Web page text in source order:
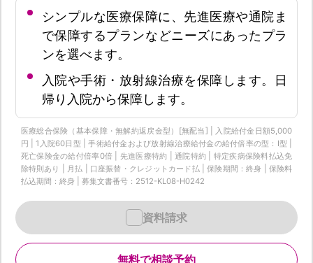
シンプルな医療保障に、先進医療や通院ま
で保障するプランなどニーズにあったプラ
ンを選べます。
入院や手術・放射線治療を保障します。日
帰り入院から保障します。
医療総合保険（基本保障・無解約返戻金型）[無配当] | 入院給付金日額5,000
円 | 1入院60日型 | 手術給付金および放射線治療給付金の給付倍率の型：I型 |
死亡保険金の給付倍率0倍 | 先進医療特約 | 通院特約 | 特定疾病保険料払込免
除特則あり | 月払 | 口座振替・クレジットカード払 | 保険期間：終身 | 保険料
払込期間：終身 | 募集文書番号：2512-KL08-H0242
無料で相談予約
資料請求